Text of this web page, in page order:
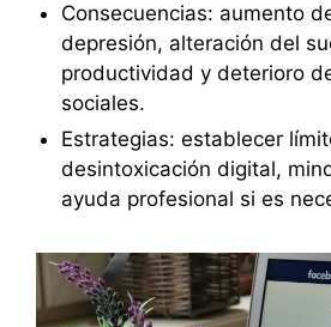
Consecuencias: aumento
depresión, alteración del
productividad y deterioro
sociales.
Estrategias: establecer
desintoxicación digital,
ayuda profesional si es